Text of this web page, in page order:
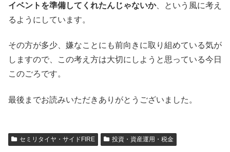
イベントを準備してくれたんじゃないか、という風に考え
るようにしています。
その方が多少、嫌なことにも前向きに取り組めている気が
しますので、この考え方は大切にしようと思っている今日
このごろです。
最後までお読みいただきありがとうございました。
セミリタイヤ・サイドFIRE 投資・資産運用・税金